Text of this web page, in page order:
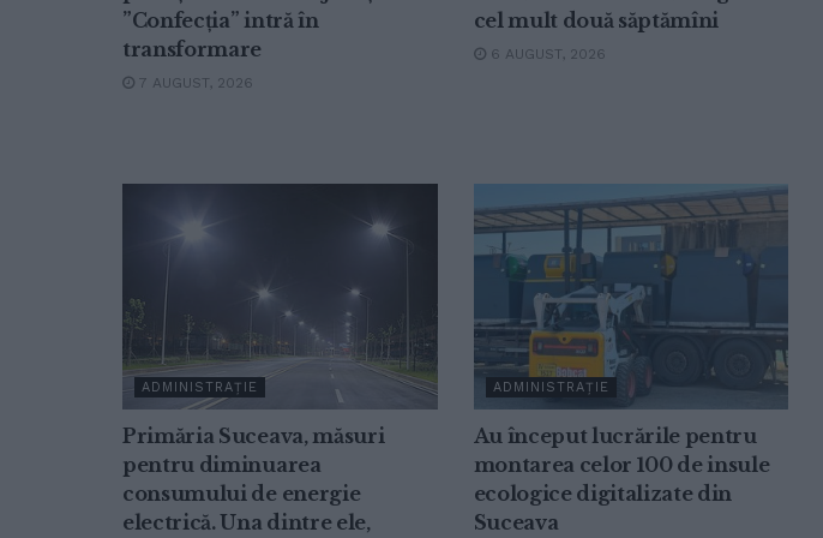
”Confecția” intră în
transformare
7 AUGUST, 2026
cel mult două săptămîni
6 AUGUST, 2026
ADMINISTRAȚIE
Primăria Suceava, măsuri
pentru diminuarea
consumului de energie
electrică. Una dintre ele,
ADMINISTRAȚIE
Au început lucrările pentru
montarea celor 100 de insule
ecologice digitalizate din
Suceava